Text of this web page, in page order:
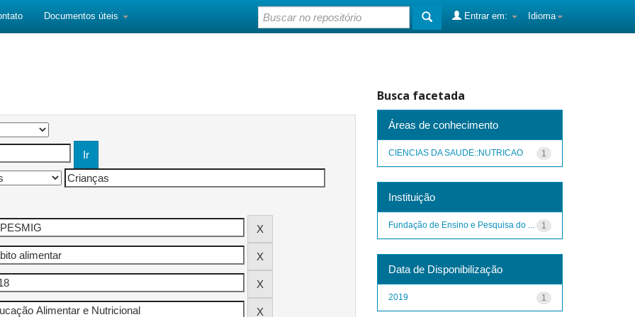
Documentos úteis Idioma
Entrar em:
Busca facetada
Áreas de conhecimento
1
CIENCIAS DA SAUDE::NUTRICAO
Instituição
1
Fundação de Ensino e Pesquisa do ...
Data de Disponibilização
1
2019